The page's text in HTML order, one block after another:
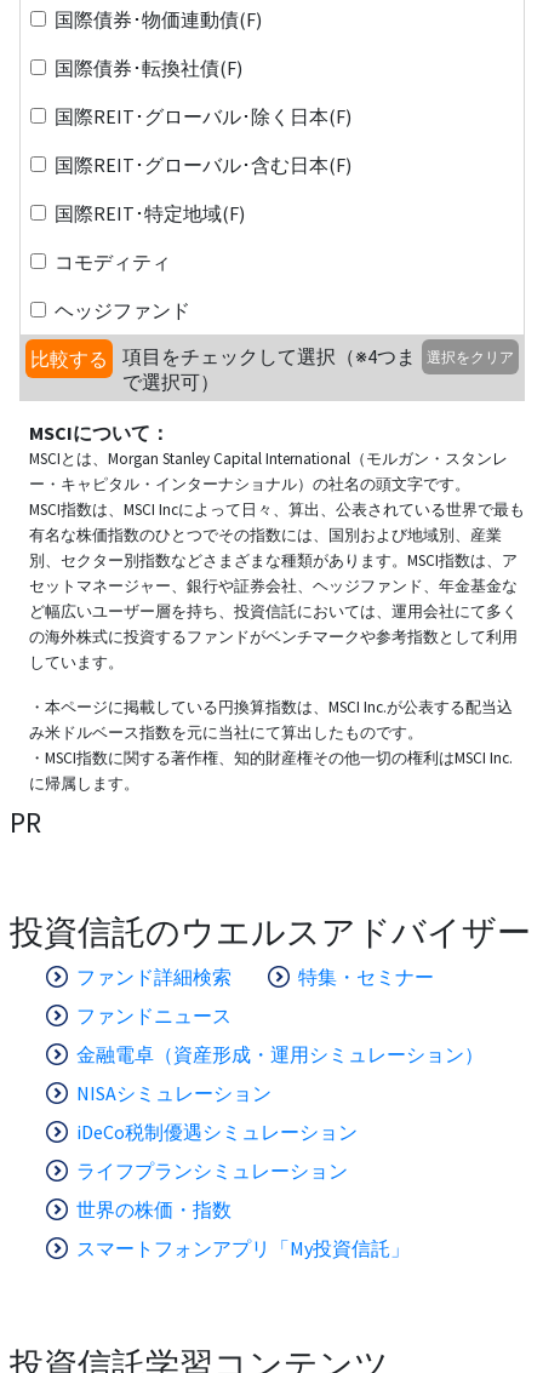
国際債券･物価連動債(F)
国際債券･転換社債(F)
国際REIT･グローバル･除く日本(F)
国際REIT･グローバル･含む日本(F)
国際REIT･特定地域(F)
コモディティ
ヘッジファンド
比較する
項目をチェックして選択（※4つま
で選択可）
選択をクリア
MSCIについて：
MSCIとは、Morgan Stanley Capital International（モルガン・スタンレ
ー・キャピタル・インターナショナル）の社名の頭文字です。
MSCI指数は、MSCI Incによって日々、算出、公表されている世界で最も
有名な株価指数のひとつでその指数には、国別および地域別、産業
別、セクター別指数などさまざまな種類があります。MSCI指数は、ア
セットマネージャー、銀行や証券会社、ヘッジファンド、年金基金な
ど幅広いユーザー層を持ち、投資信託においては、運用会社にて多く
の海外株式に投資するファンドがベンチマークや参考指数として利用
しています。
・本ページに掲載している円換算指数は、MSCI Inc.が公表する配当込
み米ドルベース指数を元に当社にて算出したものです。
・MSCI指数に関する著作権、知的財産権その他一切の権利はMSCI Inc.
に帰属します。
PR
投資信託のウエルスアドバイザー
ファンド詳細検索
特集・セミナー
ファンドニュース
金融電卓（資産形成・運用シミュレーション）
NISAシミュレーション
iDeCo税制優遇シミュレーション
ライフプランシミュレーション
世界の株価・指数
スマートフォンアプリ「My投資信託」
投資信託学習コンテンツ